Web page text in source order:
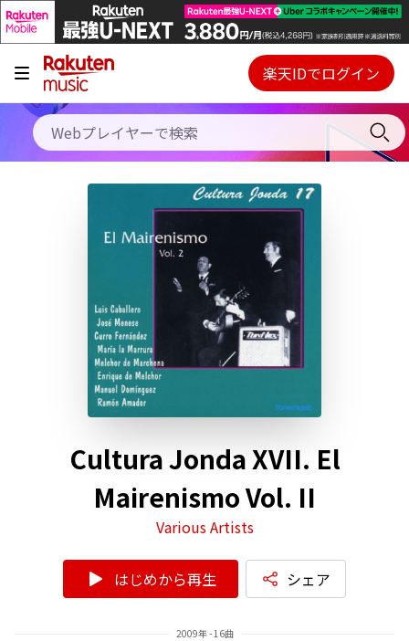
キャンペーン
料金プラン
使い方
初回30日間無料お試し
Webプレイヤー
ご契約内容の確認・変更
楽天IDでログイン
Cultura Jonda XVII. El
Mairenismo Vol. II
Various Artists
はじめから再生 シェア
2009年 - 16曲